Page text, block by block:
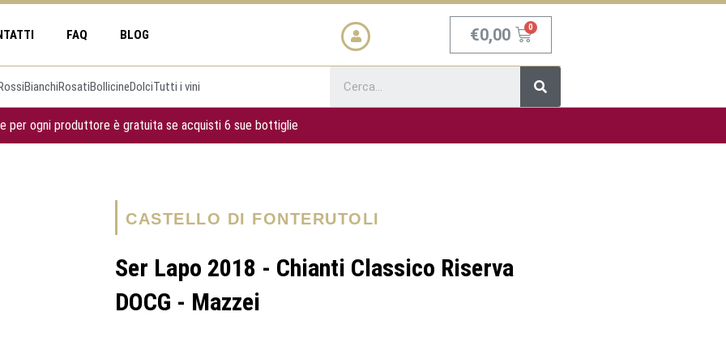
FAQ BLOG €0,00 Carrello
BianchiRosatiBollicineDolciTutti i vini
Cerca
per ogni produttore è gratuita se acquisti 6 sue bottiglie
CASTELLO DI FONTERUTOLI
Ser Lapo 2018 - Chianti Classico Riserva
DOCG - Mazzei